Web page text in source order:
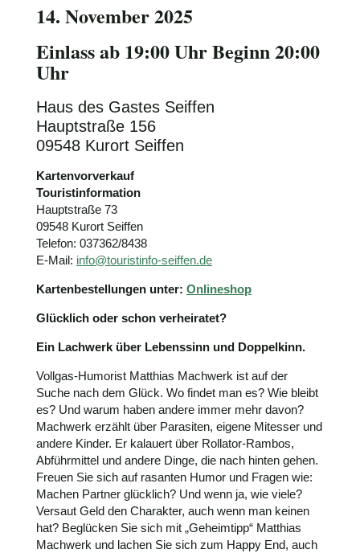
14. November 2025
Einlass ab 19:00 Uhr Beginn 20:00
Uhr
Haus des Gastes Seiffen
Hauptstraße 156
09548 Kurort Seiffen
Kartenvorverkauf
Touristinformation
Hauptstraße 73
09548 Kurort Seiffen
Telefon: 037362/8438
E-Mail: info@touristinfo-seiffen.de
Kartenbestellungen unter: Onlineshop
Glücklich oder schon verheiratet?
Ein Lachwerk über Lebenssinn und Doppelkinn.
Vollgas-Humorist Matthias Machwerk ist auf der
Suche nach dem Glück. Wo findet man es? Wie bleibt
es? Und warum haben andere immer mehr davon?
Machwerk erzählt über Parasiten, eigene Mitesser und
andere Kinder. Er kalauert über Rollator-Rambos,
Abführmittel und andere Dinge, die nach hinten gehen.
Freuen Sie sich auf rasanten Humor und Fragen wie:
Machen Partner glücklich? Und wenn ja, wie viele?
Versaut Geld den Charakter, auch wenn man keinen
hat? Beglücken Sie sich mit „Geheimtipp“ Matthias
Machwerk und lachen Sie sich zum Happy End, auch